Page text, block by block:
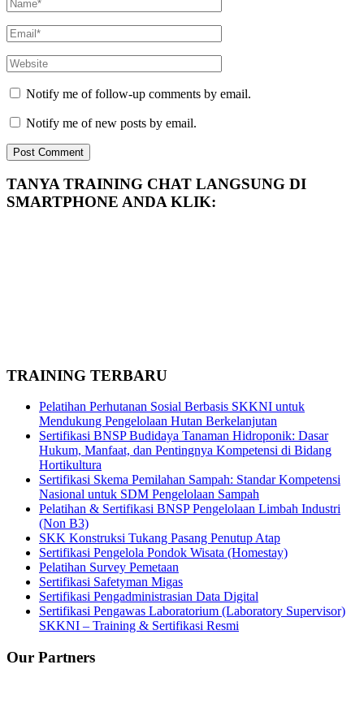
Notify me of follow-up comments by email.
Notify me of new posts by email.
TANYA TRAINING CHAT LANGSUNG DI
SMARTPHONE ANDA KLIK:
TRAINING TERBARU
Pelatihan Perhutanan Sosial Berbasis SKKNI untuk
Mendukung Pengelolaan Hutan Berkelanjutan
Sertifikasi BNSP Budidaya Tanaman Hidroponik: Dasar
Hukum, Manfaat, dan Pentingnya Kompetensi di Bidang
Hortikultura
Sertifikasi Skema Pemilahan Sampah: Standar Kompetensi
Nasional untuk SDM Pengelolaan Sampah
Pelatihan & Sertifikasi BNSP Pengelolaan Limbah Industri
(Non B3)
SKK Konstruksi Tukang Pasang Penutup Atap
Sertifikasi Pengelola Pondok Wisata (Homestay)
Pelatihan Survey Pemetaan
Sertifikasi Safetyman Migas
Sertifikasi Pengadministrasian Data Digital
Sertifikasi Pengawas Laboratorium (Laboratory Supervisor)
SKKNI – Training & Sertifikasi Resmi
Our Partners